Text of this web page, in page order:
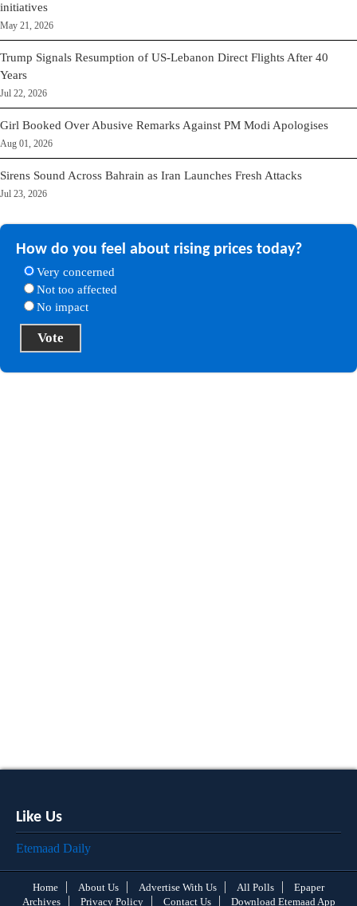
initiatives
May 21, 2026
Trump Signals Resumption of US-Lebanon Direct Flights After 40
Years
Jul 22, 2026
Girl Booked Over Abusive Remarks Against PM Modi Apologises
Aug 01, 2026
Sirens Sound Across Bahrain as Iran Launches Fresh Attacks
Jul 23, 2026
How do you feel about rising prices today?
Very concerned
Not too affected
No impact
Like Us
Etemaad Daily
Home About Us Advertise With Us All Polls
Epaper
Archives
Privacy Policy Contact Us Download Etemaad App